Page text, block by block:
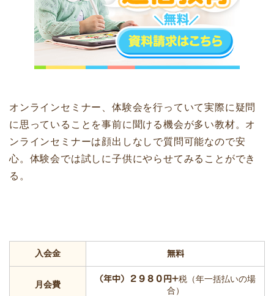
オンラインセミナー、体験会を行っていて実際に疑問
に思っていることを事前に聞ける機会が多い教材。オ
ンラインセミナーは顔出しなしで質問可能なので安
心。体験会では試しに子供にやらせてみることができ
る。
入会金 無料
月会費
（年中）２９８０円+税（年一括払いの場
合）